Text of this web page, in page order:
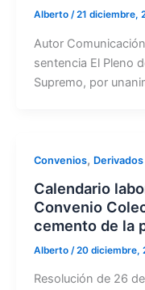
Alberto /21 diciembre,
Autor
sentencia El Pleno
Supremo, por
Convenios,
Calendario
Convenio
cemento de la
Alberto /20 diciembre,
Resolución de 26